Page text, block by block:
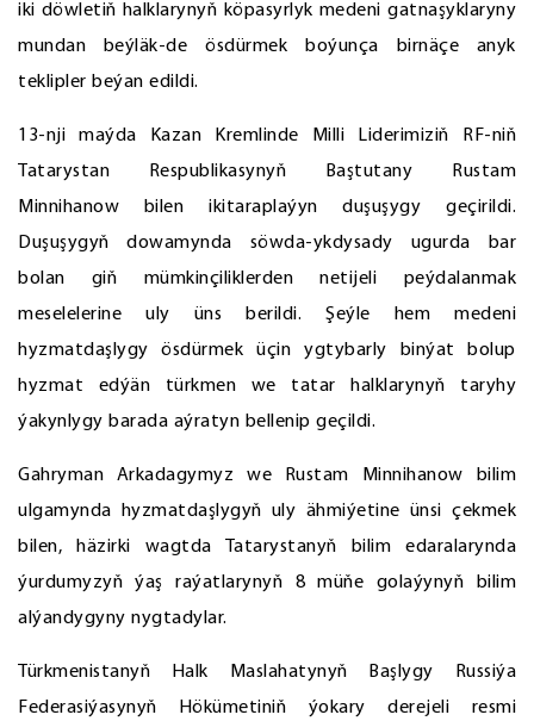
iki döwletiň halklarynyň köpasyrlyk medeni gatnaşyklaryny
mundan beýläk-de ösdürmek boýunça birnäçe anyk
teklipler beýan edildi.
13-nji maýda Kazan Kremlinde Milli Liderimiziň RF-niň
Tatarystan Respublikasynyň Baştutany Rustam
Minnihanow bilen ikitaraplaýyn duşuşygy geçirildi.
Duşuşygyň dowamynda söwda-ykdysady ugurda bar
bolan giň mümkinçiliklerden netijeli peýdalanmak
meselelerine uly üns berildi. Şeýle hem medeni
hyzmatdaşlygy ösdürmek üçin ygtybarly binýat bolup
hyzmat edýän türkmen we tatar halklarynyň taryhy
ýakynlygy barada aýratyn bellenip geçildi.
Gahryman Arkadagymyz we Rustam Minnihanow bilim
ulgamynda hyzmatdaşlygyň uly ähmiýetine ünsi çekmek
bilen, häzirki wagtda Tatarystanyň bilim edaralarynda
ýurdumyzyň ýaş raýatlarynyň 8 müňe golaýynyň bilim
alýandygyny nygtadylar.
Türkmenistanyň Halk Maslahatynyň Başlygy Russiýa
Federasiýasynyň Hökümetiniň ýokary derejeli resmi